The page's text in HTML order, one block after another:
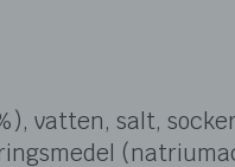
vatten, salt,